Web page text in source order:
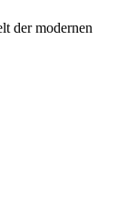
der modernen